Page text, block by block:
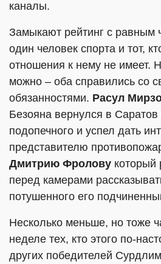
каналы.
Замыкают рейтинг с равным
один человек спорта и тот,
отношения к нему не имеет.
можно – оба справились со
обязанностями. Расул
Безояна вернулся в Саратов
подопечного и успел дать
представителю
Дмитрию Фролову который
перед камерами
потушенного его
Несколько меньше, но тоже
неделе тех, кто этого по-
других победителей